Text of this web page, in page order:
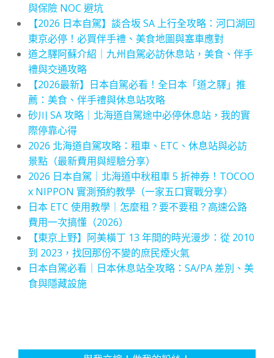
與保險 NOC 避坑
【2026 日本自駕】談合坂 SA 上行全攻略：河口湖回
東京必停！必買伴手禮、美食地圖與塞車應對
道之驛阿蘇介紹｜九州自駕必訪休息站，美食、伴手
禮與交通攻略
【2026最新】日本自駕必看！全日本「道之驛」推
薦：美食、伴手禮與休息站攻略
砂川 SA 攻略｜北海道自駕途中必停休息站，我的實
際停靠心得
2026 北海道自駕攻略：租車、ETC、休息站與必訪
景點（最新費用與經驗分享）
2026 日本自駕｜北海道中秋租車 5 折神券！TOCOO
x NIPPON 實測預約教學（一家五口實戰分享）
日本 ETC 使用教學｜怎麼租？要不要租？高速公路
費用一次搞懂（2026）
【東京上野】阿美橫丁 13 年間的時光漫步：從 2010
到 2023，找回那份不變的庶民煙火氣
日本自駕必看｜日本休息站全攻略：SA/PA 差別、美
食與隱藏設施